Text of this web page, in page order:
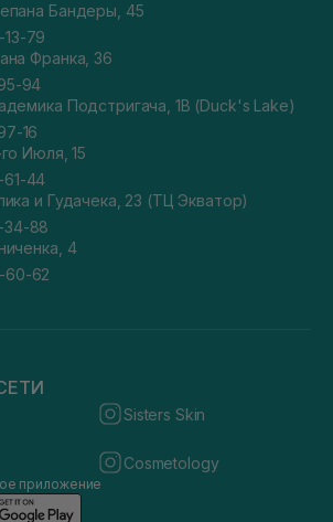
Бандеры, 45
79
Франка, 36
94
Подстригача, 1В (Duck's Lake)
16
Июля, 15
44
и Гудачека, 23 (ТЦ Экватор)
34-88
4
60-62
Sisters Skin
Cosmetology
приложение